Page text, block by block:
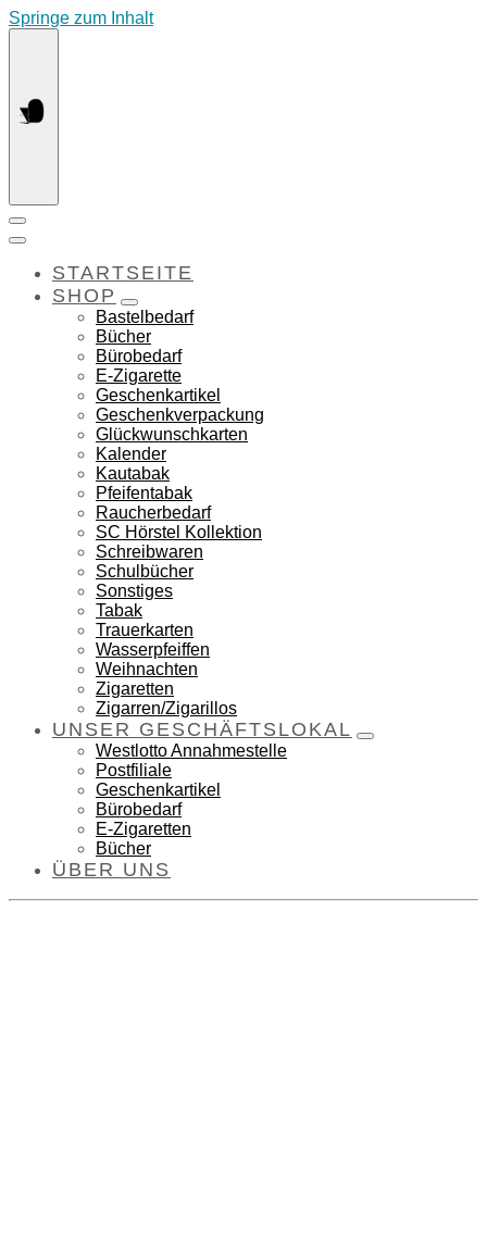
Springe zum Inhalt
STARTSEITE
SHOP
Bastelbedarf
Bücher
Bürobedarf
E-Zigarette
Geschenkartikel
Geschenkverpackung
Glückwunschkarten
Kalender
Kautabak
Pfeifentabak
Raucherbedarf
SC Hörstel Kollektion
Schreibwaren
Schulbücher
Sonstiges
Tabak
Trauerkarten
Wasserpfeiffen
Weihnachten
Zigaretten
Zigarren/Zigarillos
UNSER GESCHÄFTSLOKAL
Westlotto Annahmestelle
Postfiliale
Geschenkartikel
Bürobedarf
E-Zigaretten
Bücher
ÜBER UNS